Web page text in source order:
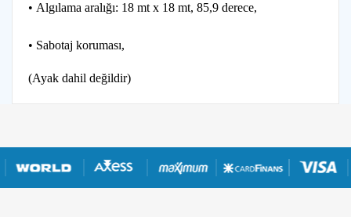
• Algılama aralığı: 18 mt x 18 mt, 85,9 derece,
• Sabotaj koruması,
(Ayak dahil değildir)